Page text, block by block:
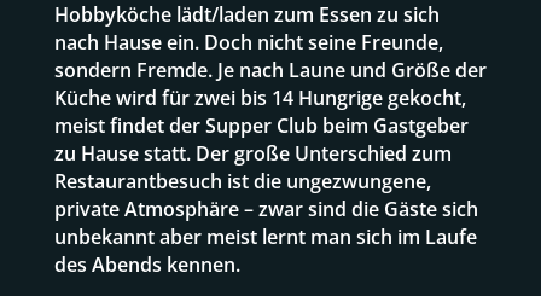
Hobbyköche lädt/laden zum Essen zu sich
nach Hause ein. Doch nicht seine Freunde,
sondern Fremde. Je nach Laune und Größe der
Küche wird für zwei bis 14 Hungrige gekocht,
meist findet der Supper Club beim Gastgeber
zu Hause statt. Der große Unterschied zum
Restaurantbesuch ist die ungezwungene,
private Atmosphäre – zwar sind die Gäste sich
unbekannt aber meist lernt man sich im Laufe
des Abends kennen.